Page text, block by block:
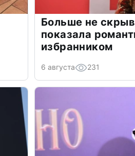
Больше не
показала
избранником
6 августа 231